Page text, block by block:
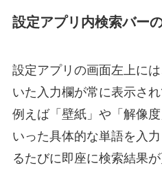
設定アプリ内検索バー
設定アプリの画面左上に
いた入力欄が常に表示さ
例えば「壁紙」や「解像
いった具体的な単語を入
るたびに即座に検索結果